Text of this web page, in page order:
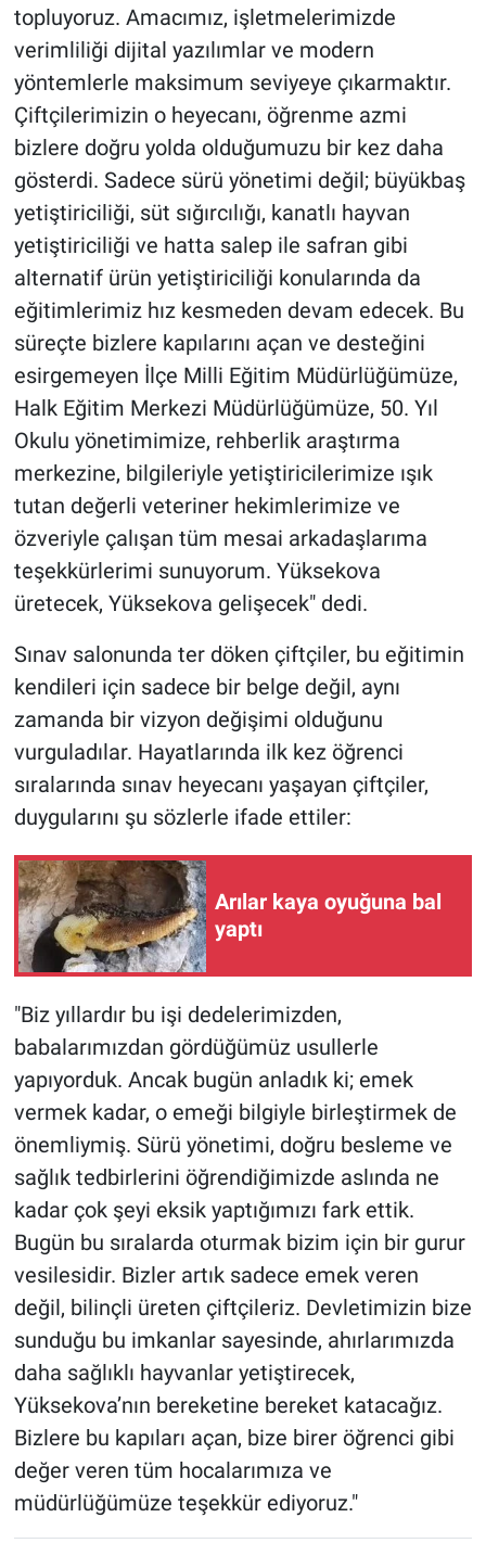
topluyoruz. Amacımız, işletmelerimizde
verimliliği dijital yazılımlar ve modern
yöntemlerle maksimum seviyeye çıkarmaktır.
Çiftçilerimizin o heyecanı, öğrenme azmi
bizlere doğru yolda olduğumuzu bir kez daha
gösterdi. Sadece sürü yönetimi değil; büyükbaş
yetiştiriciliği, süt sığırcılığı, kanatlı hayvan
yetiştiriciliği ve hatta salep ile safran gibi
alternatif ürün yetiştiriciliği konularında da
eğitimlerimiz hız kesmeden devam edecek. Bu
süreçte bizlere kapılarını açan ve desteğini
esirgemeyen İlçe Milli Eğitim Müdürlüğümüze,
Halk Eğitim Merkezi Müdürlüğümüze, 50. Yıl
Okulu yönetimimize, rehberlik araştırma
merkezine, bilgileriyle yetiştiricilerimize ışık
tutan değerli veteriner hekimlerimize ve
özveriyle çalışan tüm mesai arkadaşlarıma
teşekkürlerimi sunuyorum. Yüksekova
üretecek, Yüksekova gelişecek" dedi.
Sınav salonunda ter döken çiftçiler, bu eğitimin
kendileri için sadece bir belge değil, aynı
zamanda bir vizyon değişimi olduğunu
vurguladılar. Hayatlarında ilk kez öğrenci
sıralarında sınav heyecanı yaşayan çiftçiler,
duygularını şu sözlerle ifade ettiler:
Arılar kaya oyuğuna bal
yaptı
"Biz yıllardır bu işi dedelerimizden,
babalarımızdan gördüğümüz usullerle
yapıyorduk. Ancak bugün anladık ki; emek
vermek kadar, o emeği bilgiyle birleştirmek de
önemliymiş. Sürü yönetimi, doğru besleme ve
sağlık tedbirlerini öğrendiğimizde aslında ne
kadar çok şeyi eksik yaptığımızı fark ettik.
Bugün bu sıralarda oturmak bizim için bir gurur
vesilesidir. Bizler artık sadece emek veren
değil, bilinçli üreten çiftçileriz. Devletimizin bize
sunduğu bu imkanlar sayesinde, ahırlarımızda
daha sağlıklı hayvanlar yetiştirecek,
Yüksekova’nın bereketine bereket katacağız.
Bizlere bu kapıları açan, bize birer öğrenci gibi
değer veren tüm hocalarımıza ve
müdürlüğümüze teşekkür ediyoruz."